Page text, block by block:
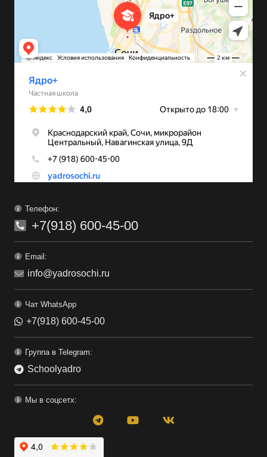
Телефон:
+7(918) 600-45-00
Email:
info@yadrosochi.ru
Чат WhatsApp
+7(918) 600-45-00
Группа в Telegram:
Schoolyadro
Мы в соцсетх: